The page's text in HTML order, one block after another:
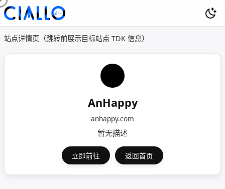
站点详情页（跳转前展示目标站点 TDK 信息）
AnHappy
anhappy.com
暂无描述
立即前往 返回首页